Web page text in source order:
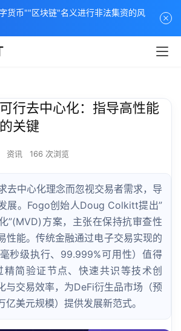
行去中心化：指导高性能
关键
资讯 166 次浏览
去中心化理念而忽视交易者需求，导
展。Fogo创始人Doug Colkitt提出”
”(MVD)方案，主张在保持抗审查性
性能。传统金融通过电子交易实现的
秒级执行、99.999%可用性）值得
精简验证节点、快速共识等技术创
与交易效率，为DeFi衍生品市场（预
美元规模）提供发展新范式。
货币""区块链"名义进行非法集资的风